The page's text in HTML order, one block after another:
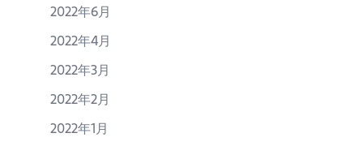
2022年6月
2022年4月
2022年3月
2022年2月
2022年1月